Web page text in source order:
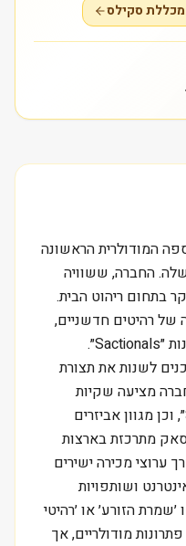
המודולרית הראשונה
החברה, ששוויה
בתחום ריהוט הבית.
של רהיטים חדשניים,
בדגש על ספות מודולריות המכונות ״Sactionals״.
לשנות את תצורת
מציעה שקיות
שעועית ענקיות, המכונות ״Sacs״, וכן מגוון אביזרים
מתרכזת בארצות
ערוצי מכירה ישירים
ושותפויות
הזורע׳ או ׳רהיטי
מודולריים, אך